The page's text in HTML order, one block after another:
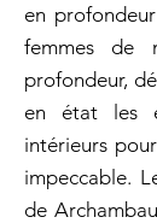
en
femmes de
profondeur,
en état les
intérieurs
impeccable.
de